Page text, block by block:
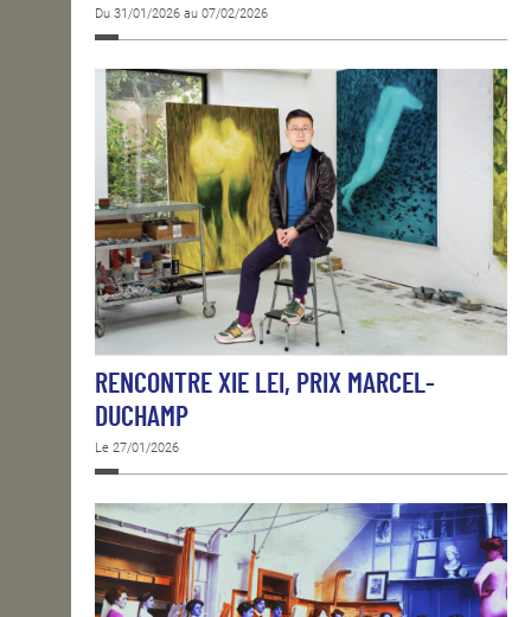
Du 31/01/2026 au 07/02/2026
RENCONTRE XIE LEI, PRIX MARCEL-
DUCHAMP
Le 27/01/2026